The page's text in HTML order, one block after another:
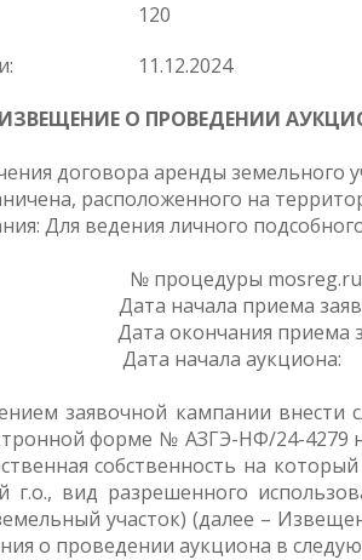
120
11.12.2024
О ПРОВЕДЕНИИ
договора аренды земельного
расположенного на
Для ведения личного
№ процедуры
Дата начала
Дата окончания
Дата начала
заявочной кампании
форме № АЗГЭ-НФ/24-4279
собственность на
г.о., вид разрешенного
участок) (далее –
о проведении аукциона в